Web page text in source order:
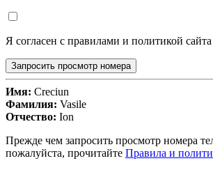
Я согласен с правилами и политикой сайта
Запросить просмотр номера
Имя: Creciun
Фамилия: Vasile
Отчество: Ion
Прежде чем запросить просмотр номера
пожалуйста, прочитайте Правила и